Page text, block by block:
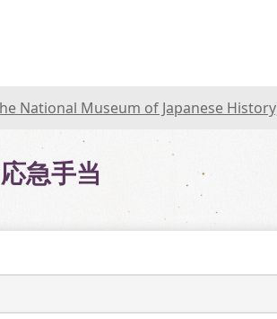
National Museum of Japanese
急手当